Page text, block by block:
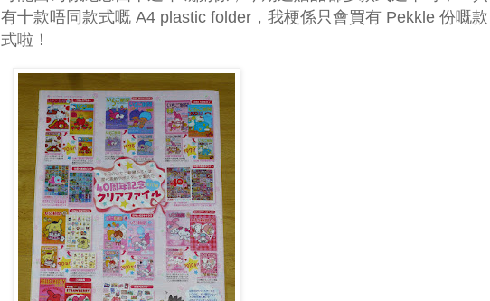
有十款唔同款式嘅 A4 plastic folder，我梗係只會買有 Pekkle 份嘅款
式啦！